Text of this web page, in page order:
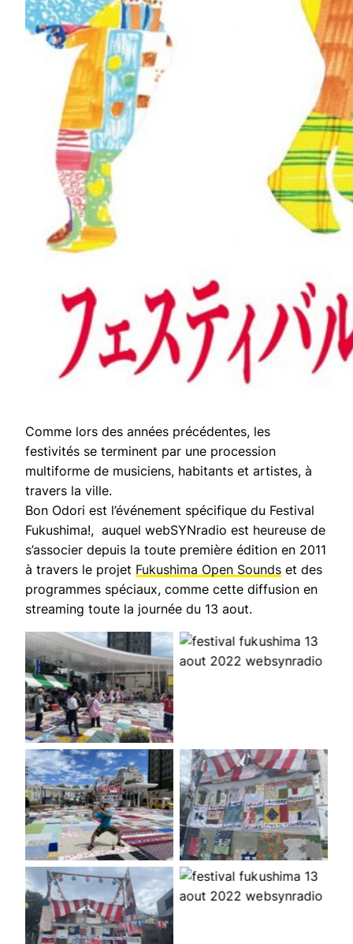
Comme lors des années précédentes, les
festivités se terminent par une procession
multiforme de musiciens, habitants et artistes, à
travers la ville.
Bon Odori est l’événement spécifique du Festival
Fukushima!, auquel webSYNradio est heureuse de
s’associer depuis la toute première édition en 2011
à travers le projet Fukushima Open Sounds et des
programmes spéciaux, comme cette diffusion en
streaming toute la journée du 13 aout.
Festival Fukushima!
Festival Fukushima!
Festival Fukushima! Festival Fukushima!
Festival Fukushima!
Festival Fukushima!